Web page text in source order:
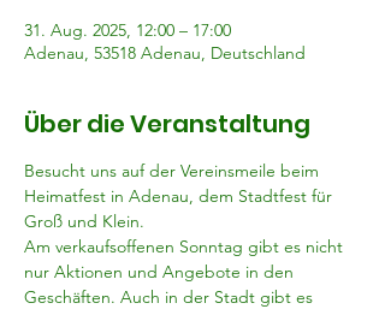
31. Aug. 2025, 12:00 – 17:00
Adenau, 53518 Adenau, Deutschland
Über die Veranstaltung
Besucht uns auf der Vereinsmeile beim
Heimatfest in Adenau, dem Stadtfest für
Groß und Klein.
Am verkaufsoffenen Sonntag gibt es nicht
nur Aktionen und Angebote in den
Geschäften. Auch in der Stadt gibt es